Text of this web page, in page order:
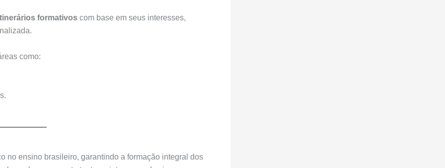
formativos com base em seus interesses,
como:
no ensino brasileiro, garantindo a formação integral dos